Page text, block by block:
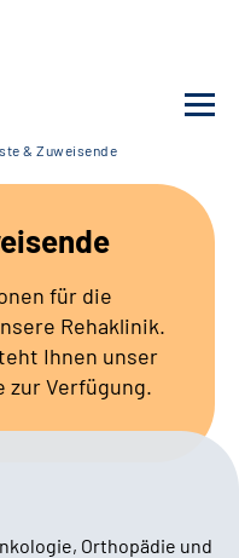
& Zuweisende
für die
Rehaklinik.
Ihnen unser
zur Verfügung.
Orthopädie und